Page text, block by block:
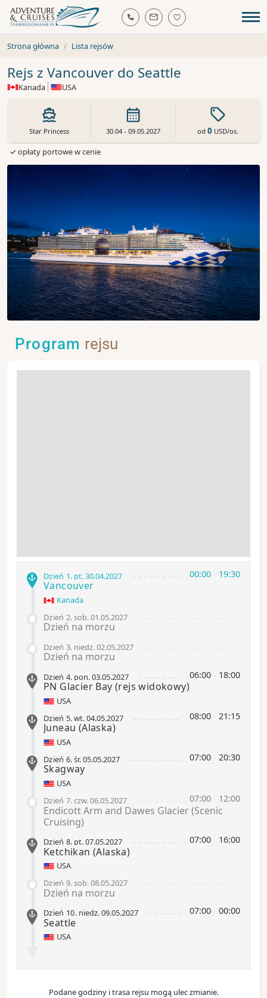
Strona główna Lista rejsów
Rejs z Vancouver do Seattle
Kanada USA
Star Princess 30.04 - 09.05.2027 od 0USD/os.
✓ opłaty portowe w cenie
Program rejsu
00:00 19:30
Dzień 1. pt.30.04.2027
Vancouver
Kanada
Dzień 2.sob.01.05.2027
Dzień na morzu
Dzień 3. niedz.02.05.2027
Dzień na morzu
06:00 18:00
Dzień 4. pon.03.05.2027
PN Glacier Bay(rejs widokowy)
USA
08:00 21:15
Dzień 5.wt.04.05.2027
Juneau (Alaska)
USA
07:00 20:30
Dzień 6.śr.05.05.2027
Skagway
USA
07:00 12:00
Dzień 7.czw.06.05.2027
Endicott Arm and Dawes Glacier (Scenic
Cruising)
07:00 16:00
Dzień 8. pt.07.05.2027
Ketchikan(Alaska)
USA
Dzień 9.sob.08.05.2027
Dzień na morzu
07:00 00:00
Dzień 10. niedz.09.05.2027
Seattle
USA
Podane godziny i trasa rejsu mogą ulec zmianie.